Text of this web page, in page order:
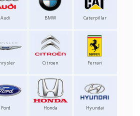
Audi BMW Caterpillar
Citroen Ferrari
Ford Honda Hyundai